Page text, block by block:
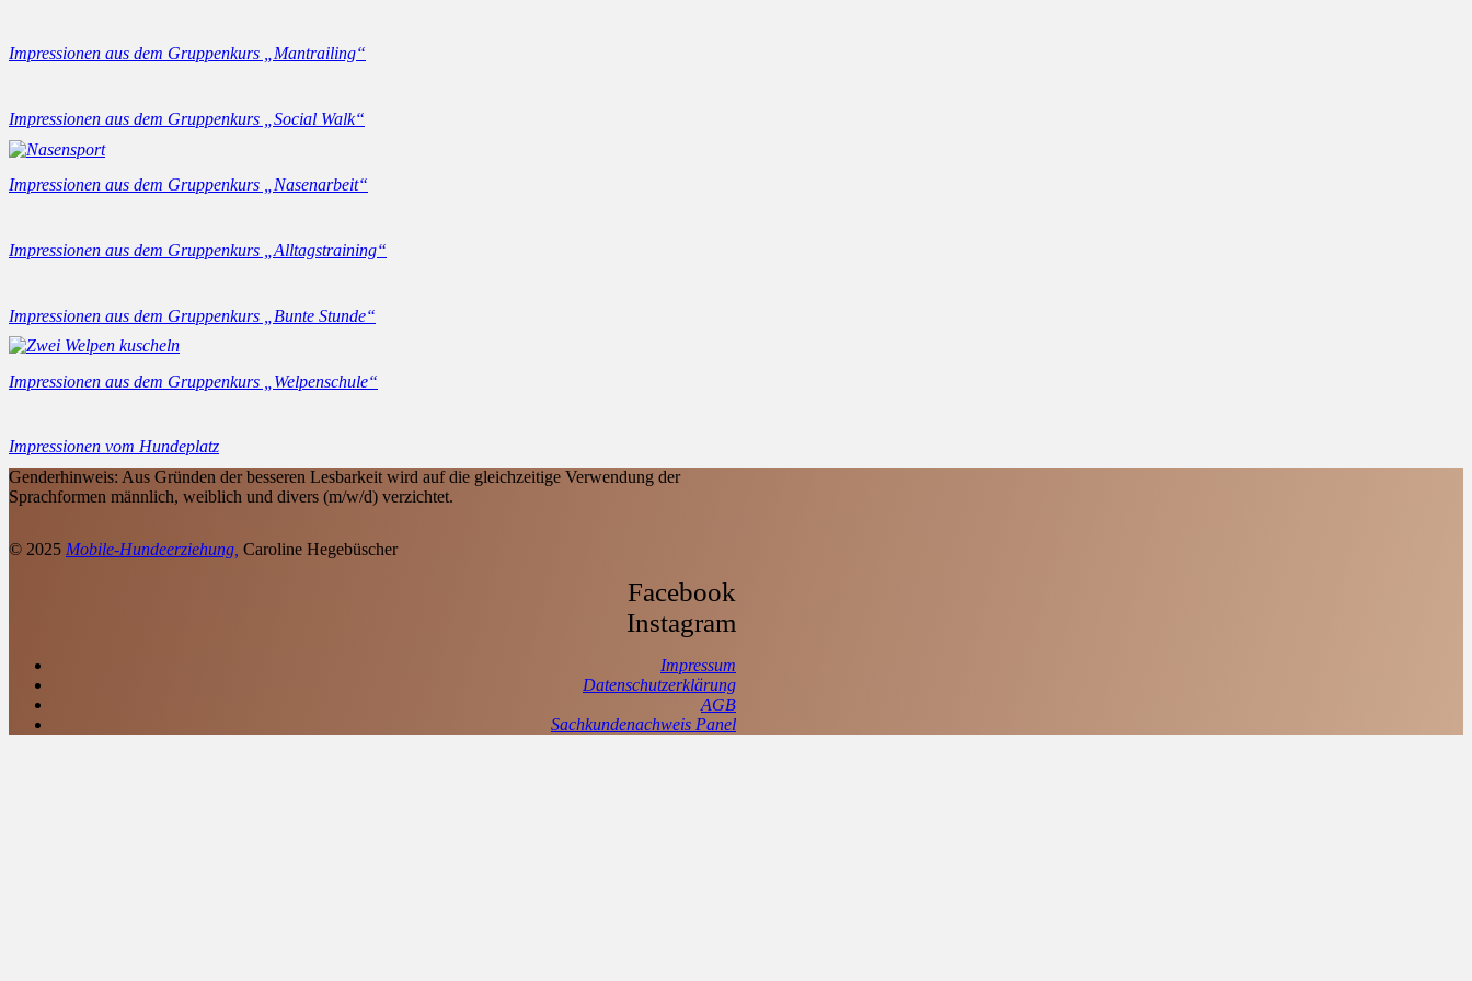
Impressionen aus dem Gruppenkurs „Mantrailing“
Impressionen aus dem Gruppenkurs „Social Walk“
Impressionen aus dem Gruppenkurs „Nasenarbeit“
Impressionen aus dem Gruppenkurs „Alltagstraining“
Impressionen aus dem Gruppenkurs „Bunte Stunde“
Impressionen aus dem Gruppenkurs „Welpenschule“
Impressionen vom Hundeplatz
Genderhinweis: Aus Gründen der besseren Lesbarkeit wird auf die gleichzeitige Verwendung der
Sprachformen männlich, weiblich und divers (m/w/d) verzichtet.
© 2025 Mobile-Hundeerziehung, Caroline Hegebüscher
Facebook
Instagram
Impressum
Datenschutzerklärung
AGB
Sachkundenachweis Panel